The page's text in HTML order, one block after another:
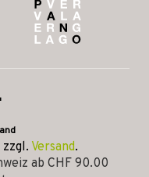
Versand.
ab CHF 90.00